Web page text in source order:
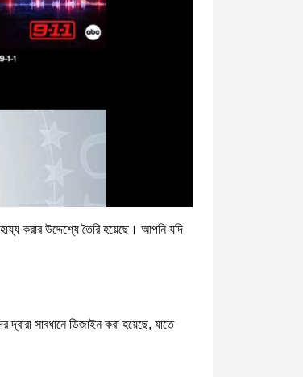
করার উদ্দেশ্যে তৈরি হয়েছে। আপনি যদি
সাবধানে ডিজাইন করা হয়েছে, যাতে